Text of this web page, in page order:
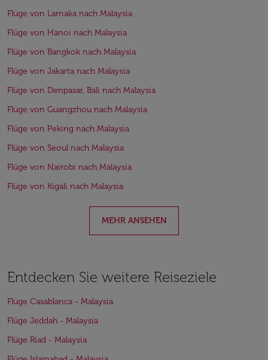
Flüge von Larnaka nach Malaysia
Flüge von Hanoi nach Malaysia
Flüge von Bangkok nach Malaysia
Flüge von Jakarta nach Malaysia
Flüge von Denpasar, Bali nach Malaysia
Flüge von Guangzhou nach Malaysia
Flüge von Peking nach Malaysia
Flüge von Seoul nach Malaysia
Flüge von Nairobi nach Malaysia
Flüge von Kigali nach Malaysia
MEHR ANSEHEN
Entdecken Sie weitere Reiseziele
Flüge Casablanca - Malaysia
Flüge Jeddah - Malaysia
Flüge Riad - Malaysia